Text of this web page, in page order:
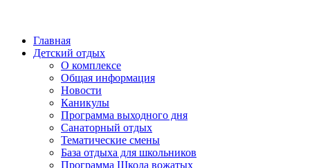
Главная
Детский отдых
О комплексе
Общая информация
Новости
Каникулы
Программа выходного дня
Санаторный отдых
Тематические смены
База отдыха для школьников
Программа Школа вожатых